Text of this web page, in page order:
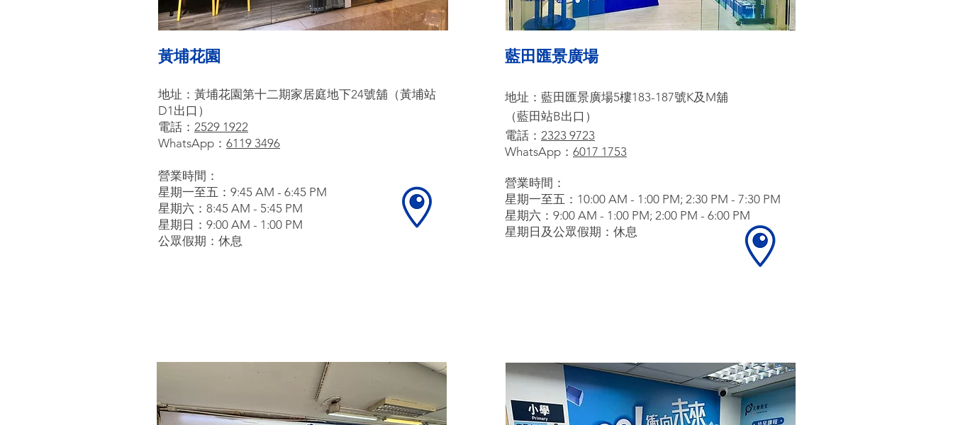
黃埔花園
地址： 黃埔花園第十二期家居庭地下24號舖（黃埔站
D1出口）
電話： 2529 1922
WhatsApp： 6119 3496
營業時間：
星期一至五：9:45 AM - 6:45 PM
星期六：8:45 AM - 5:45 PM
星期日：9:00 AM - 1:00 PM
公眾假期：休息
藍田匯景廣場
地址： 藍田匯景廣場5樓183-187號K及M舖
（藍田站B出口）
電話： 2323 9723
​WhatsApp： 6017 1753
營業時間：
星期一至五：10:00 AM - 1:00 PM; 2:30 PM - 7:30 PM
星期六：9:00 AM - 1:00 PM; 2:00 PM - 6:00 PM
​星期日及公眾假期：休息